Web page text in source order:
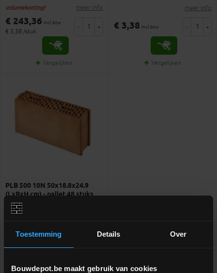
Toestemming Details Over
Bouwdepot.be maakt gebruik van cookies
volumekorting! meer info
€ 243,36 incl.btw
€ 3,38 /stuk
- +
Vergelijken
meer info
€ 3,38 incl.btw - +
Vergelijken
PLB 500 10N 50x18.8x24.9
(LxBxH cm) - pallet 48 stuks
€ 5,05 /stuk